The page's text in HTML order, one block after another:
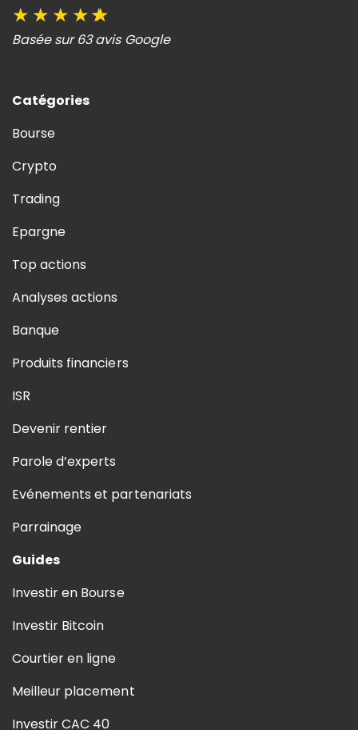
★ ★ ★ ★★
Basée sur 63 avis Google
Catégories
Bourse
Crypto
Trading
Epargne
Top actions
Analyses actions
Banque
Produits financiers
ISR
Devenir rentier
Parole d’experts
Evénements et partenariats
Parrainage
Guides
Investir en Bourse
Investir Bitcoin
Courtier en ligne
Meilleur placement
Investir CAC 40